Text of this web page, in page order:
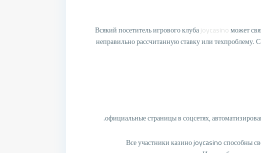
Всякий посетитель игрового клубаjoycasinoможет
неправильно рассчитанную ставку или техпроблему.
официальные страницы в соцсетях,
Все участники казино joycasino способны